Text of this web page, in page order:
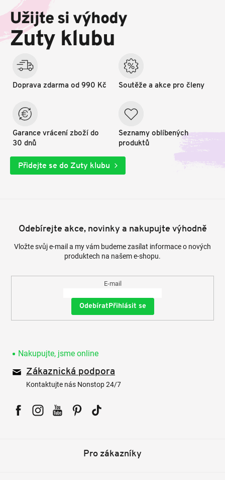
a
í
Užijte si výhody
Zuty klubu
Doprava zdarma od 990 Kč
Garance vrácení zboží do
30 dnů
Soutěže a akce pro členy
Seznamy oblíbených
produktů
Přidejte se do Zuty klubu
Odebírejte akce, novinky a nakupujte výhodně
Vložte svůj e-mail a my vám budeme zasílat informace o nových
produktech na našem e-shopu.
E-mail
Přihlásit se
Nakupujte, jsme online
Zákaznická podpora
Kontaktujte nás Nonstop 24/7
Pro zákazníky